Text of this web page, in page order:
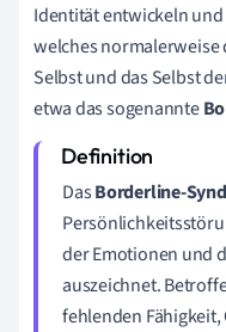
Identität entwickeln
welches normalerweise
Selbst und das Selbst
etwa das sogenannte
DasBorderline-
der Emotionen und
auszeichnet.
fehlenden